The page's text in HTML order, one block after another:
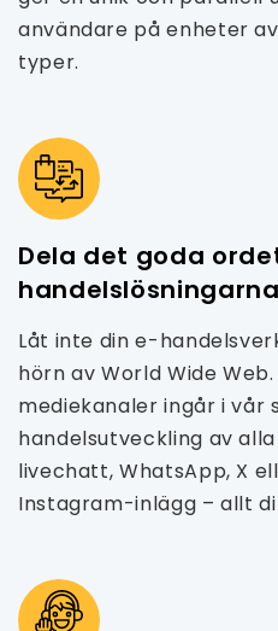
användare på enheter
typer.
Dela det goda
handelslösningarna
Låt inte din e-
hörn av World Wide
mediekanaler ingår i vår
handelsutveckling av
livechatt, WhatsApp, X
Instagram-inlägg – allt